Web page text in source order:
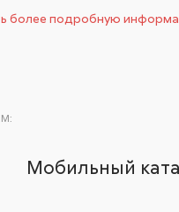
более подробную
Мобильный